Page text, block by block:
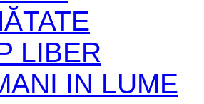
LIBER
IN LUME